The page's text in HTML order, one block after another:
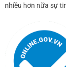
nhiều hơn nữa sự